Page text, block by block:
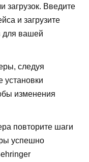
загрузок. Введите
и загрузите
для вашей
следуя
установки
изменения
повторите шаги
успешно